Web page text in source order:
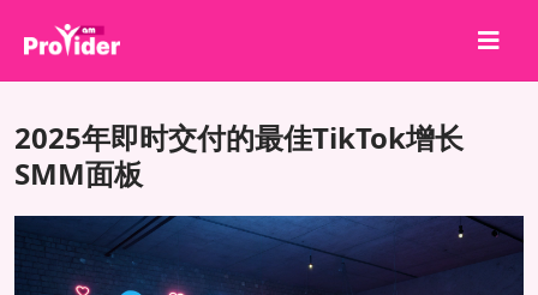
关于我们
注册
服务
2025年即时交付的最佳TikTok增长
SMM面板